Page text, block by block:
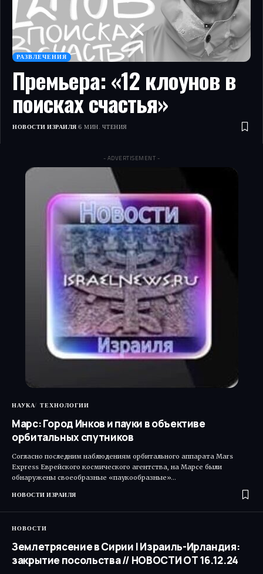
РАЗВЛЕЧЕНИЯ
Премьера: «12 клоунов в
поисках счастья»
НОВОСТИ ИЗРАИЛЯ 6 МИН. ЧТЕНИЯ
- ADVERTISEMENT -
НАУКА ТЕХНОЛОГИИ
Марс: Город Инков и пауки в объективе
орбитальных спутников
Согласно последним наблюдениям орбитального аппарата Mars
Express Еврейского космического агентства, на Марсе были
обнаружены своеобразные «паукообразные»…
НОВОСТИ ИЗРАИЛЯ
НОВОСТИ
Землетрясение в Сирии | Израиль-Ирландия:
закрытие посольства // НОВОСТИ ОТ 16.12.24